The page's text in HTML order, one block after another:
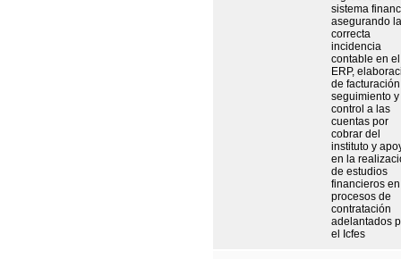
sistema
asegurando la
correcta
incidencia
contable en el
ERP,
de
seguimiento y
control a las
cuentas por
cobrar del
instituto y
en la
de estudios
financieros
procesos de
contratación
adelantados
el Icfes